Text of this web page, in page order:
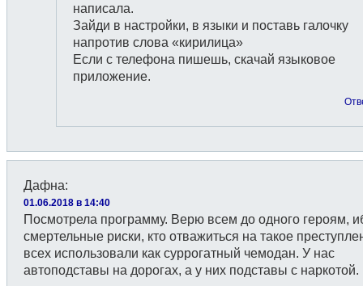
написала.
Зайди в настройки, в языки и поставь галочку
напротив слова «кирилица»
Если с телефона пишешь, скачай языковое
приложение.
Дафна:
01.06.2018 в 14:40
Посмотрела программу. Верю всем до одного героям,
смертельные риски, кто отважиться на такое
всех использовали как суррогатный чемодан. У нас
автоподставы на дорогах, а у них подставы с наркотой.